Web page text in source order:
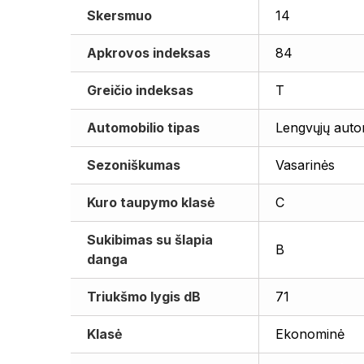
Skersmuo 14
Apkrovos indeksas 84
Greičio indeksas T
Automobilio tipas Lengvųjų
Sezoniškumas Vasarinės
Kuro taupymo klasė C
Sukibimas su šlapia
danga
B
Triukšmo lygis dB 71
Klasė Ekonominė